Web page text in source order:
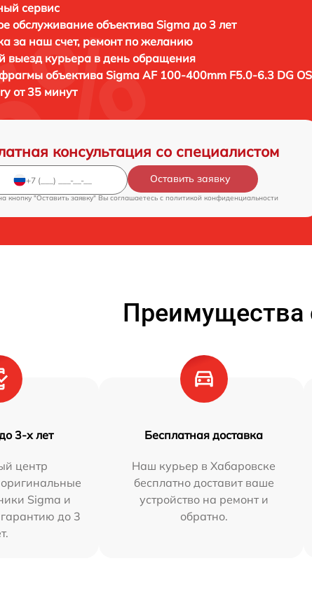
сервис
обслуживание объектива Sigma до 3 лет
за наш счет, ремонт по желанию
выезд курьера в день обращения
объективаSigma AF 100-400mm F5.0-6.3 DG
от 35 минут
консультация со специалистом
Оставить заявку
кнопку "Оставить заявку" Вы соглашаетесь c политикой конфиденциальности
Преимущества
3-х лет
центр
Sigma и
до 3
Бесплатная доставка
Наш курьер в Хабаровске
бесплатно доставит ваше
устройство на ремонт и
обратно.